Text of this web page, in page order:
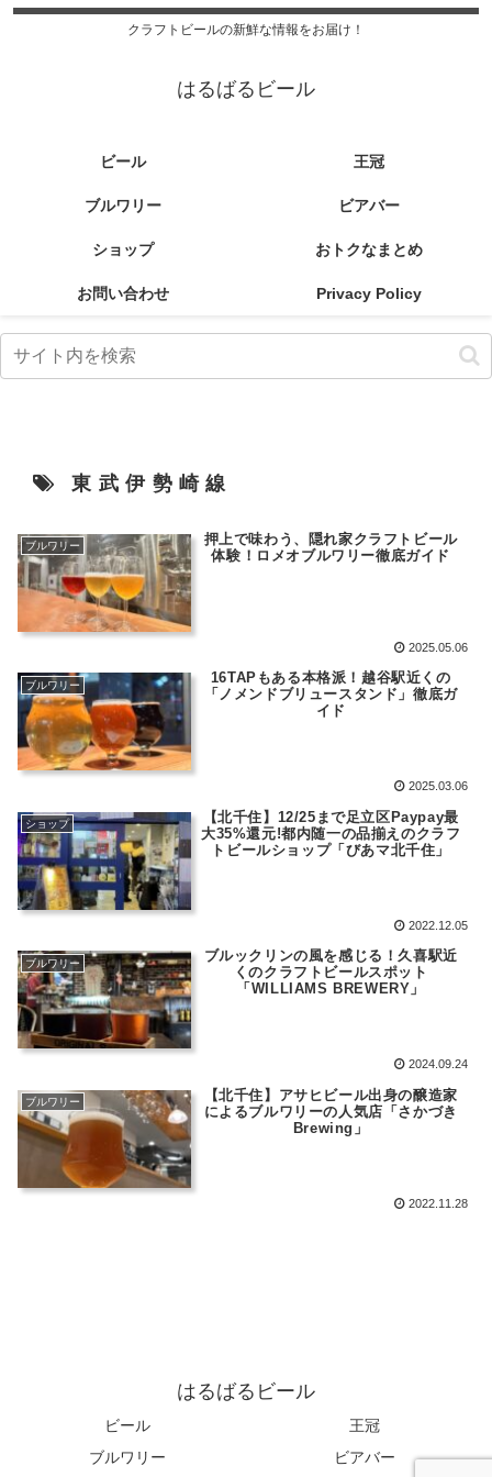
クラフトビールの新鮮な情報をお届け！
はるばるビール
ビール 王冠
ブルワリー ビアバー
ショップ おトクなまとめ
お問い合わせ Privacy Policy
東武伊勢崎線
ブルワリー
押上で味わう、隠れ家クラフトビール
体験！ロメオブルワリー徹底ガイド
2025.05.06
ブルワリー
16TAPもある本格派！越谷駅近くの
「ノメンドブリュースタンド」徹底ガ
イド
2025.03.06
ショップ
【北千住】12/25まで足立区Paypay最
大35%還元!都内随一の品揃えのクラフ
トビールショップ「びあマ北千住」
2022.12.05
ブルワリー
ブルックリンの風を感じる！久喜駅近
くのクラフトビールスポット
「WILLIAMS BREWERY」
2024.09.24
ブルワリー
【北千住】アサヒビール出身の醸造家
によるブルワリーの人気店「さかづき
Brewing」
2022.11.28
はるばるビール
ビール
王冠
ブルワリー
ビアバー